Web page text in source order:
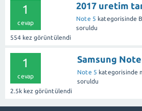
1
cevap
554 kez görüntülendi
2017 uretim
Note 5 kategorisinde
soruldu
1
cevap
2.5k kez görüntülendi
Samsung
Note 5 kategorisinde
soruldu